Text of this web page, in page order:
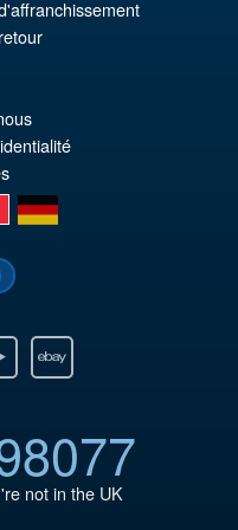
de
not in the UK